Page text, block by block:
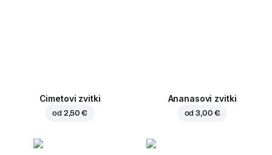
Cimetovi zvitki
od 2,50 €
Ananasovi zvitki
od3,00 €